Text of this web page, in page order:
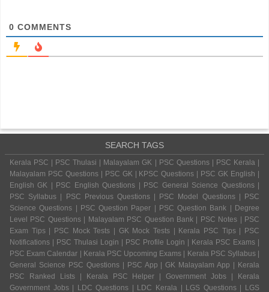
0 COMMENTS
SEARCH TAGS
Kerala PSC | PSC Thulasi | Malayalam GK | PSC Questions | PSC Kerala |
Malayalam PSC Questions | PSC GK | KPSC Questions | PSC GK English |
English GK | PSC English Questions | PSC General Science Questions |
PSC Syllabus | PSC Previous Questions | PSC Model Questions | PSC
Science Questions | PSC Question Paper | PSC Question Bank | Degree
Level PSC Questions | Malayalam PSC Question Bank | PSC Notes | PSC
Exam Tips | PSC Mock Tests | GK Mock Tests | Kerala PSC Tips | PSC
Notifications | PSC Thulasi Login | PSC Profile Login | Kerala PSC Exams |
PSC Exam Calendar | Kerala PSC Upcoming Exams | Kerala PSC Syllabus |
General Science PSC Questions | PSC App | GK Malayalam App | Kerala
PSC Ranked Lists | Kerala PSC Helper | Government Jobs | Kerala
Government Jobs | LDC Questions | LDC Kerala | LGS Questions | LGS